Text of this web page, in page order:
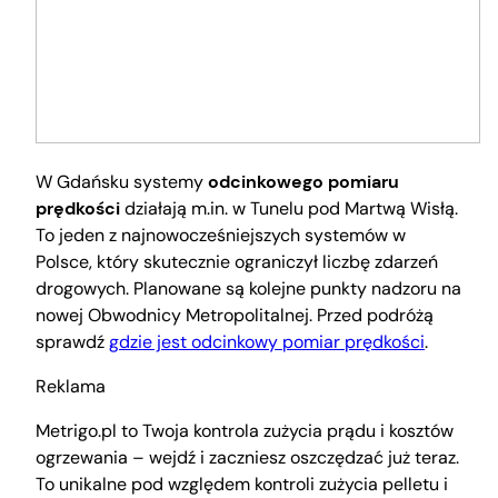
W Gdańsku systemyodcinkowego pomiaru
prędkościdziałają m.in. w Tunelu pod Martwą Wisłą.
To jeden z najnowocześniejszych systemów w
Polsce, który skutecznie ograniczył liczbę zdarzeń
drogowych. Planowane są kolejne punkty nadzoru na
nowej Obwodnicy Metropolitalnej. Przed podróżą
sprawdźgdzie jest odcinkowy pomiar prędkości.
Reklama
Metrigo.pl to Twoja kontrola zużycia prądu i kosztów
ogrzewania – wejdź i zaczniesz oszczędzać już teraz.
To unikalne pod względem kontroli zużycia pelletu i